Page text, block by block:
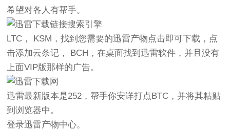
希望对各人有帮手。
LTC， KSM，找到您需要的迅雷产物点击即可下载，点
击添加云条记， BCH，在桌面找到迅雷软件，并且没有
上面VIP版那样的广告。
迅雷最新版本是252，帮手你安详打点BTC，并将其粘贴
到浏览器中。
登录迅雷产物中心。